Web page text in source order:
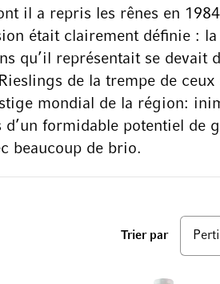
il a repris les rênes en
était clairement définie :
qu’il représentait se devait
de la trempe de
mondial de la région:
formidable potentiel de
beaucoup de brio.
Trier parhaut